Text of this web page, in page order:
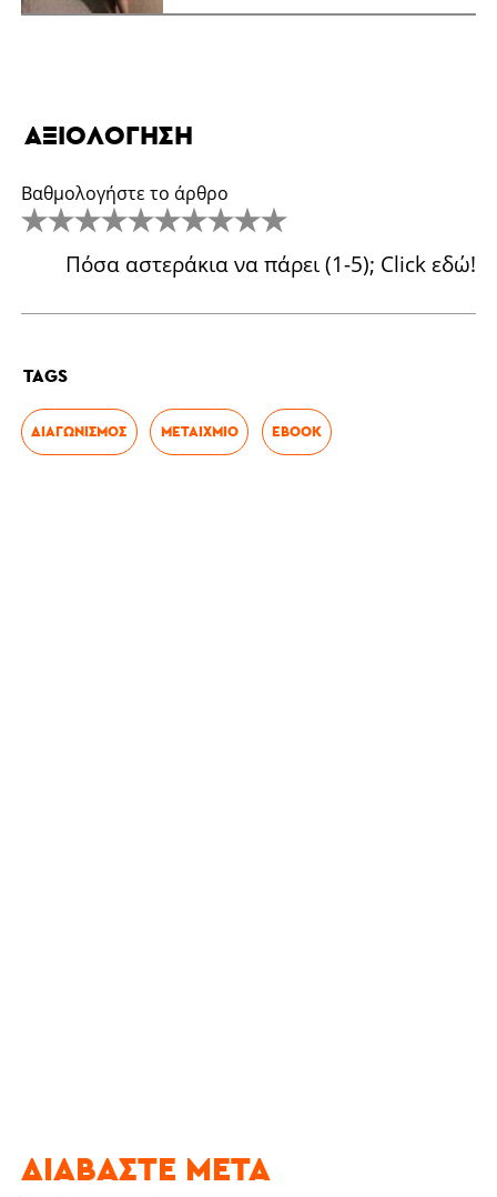
TAGS
ΔΙΑΓΩΝΙΣΜΌΣ ΜΕΤΑΊΧΜΙΟ EBOOK
ΑΞΙΟΛΌΓΗΣΗ
Βαθμολογήστε το άρθρο
Πόσα αστεράκια να πάρει (1-5); Click εδώ!
ΔΙΑΒΆΣΤΕ ΜΕΤΆ